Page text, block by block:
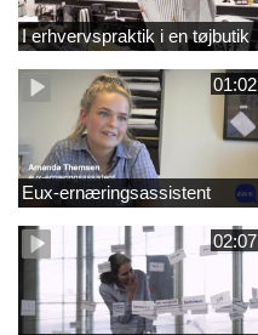
I erhvervspraktik i en tøjbutik
01:02
Eux-ernæringsassistent
02:07